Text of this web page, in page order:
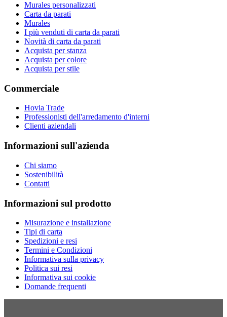
Murales personalizzati
Carta da parati
Murales
I più venduti di carta da parati
Novità di carta da parati
Acquista per stanza
Acquista per colore
Acquista per stile
Commerciale
Hovia Trade
Professionisti dell'arredamento d'interni
Clienti aziendali
Informazioni sull'azienda
Chi siamo
Sostenibilità
Contatti
Informazioni sul prodotto
Misurazione e installazione
Tipi di carta
Spedizioni e resi
Termini e Condizioni
Informativa sulla privacy
Politica sui resi
Informativa sui cookie
Domande frequenti